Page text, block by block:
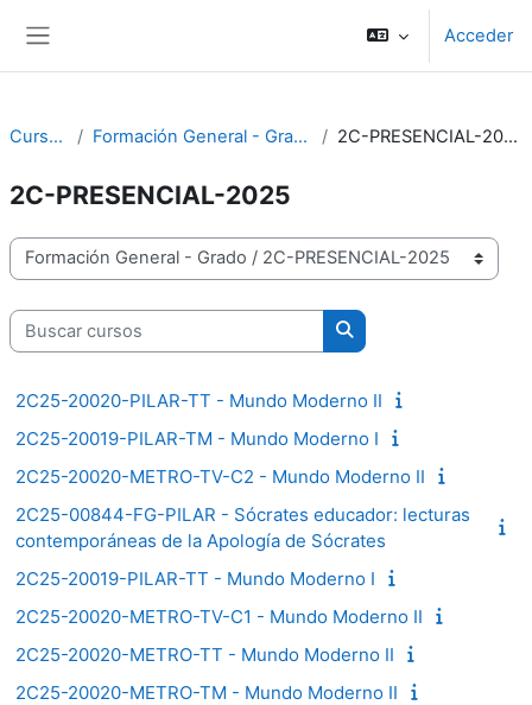
Acceder
Cursos Formación General - Grado 2C-PRESENCIAL-2025
2C-PRESENCIAL-2025
Categorías
Buscar cursos
Buscar cursos
2C25-20020-PILAR-TT - Mundo Moderno II
2C25-20019-PILAR-TM - Mundo Moderno I
2C25-20020-METRO-TV-C2 - Mundo Moderno II
2C25-00844-FG-PILAR - Sócrates educador: lecturas
contemporáneas de la Apología de Sócrates
2C25-20019-PILAR-TT - Mundo Moderno I
2C25-20020-METRO-TV-C1 - Mundo Moderno II
2C25-20020-METRO-TT - Mundo Moderno II
2C25-20020-METRO-TM - Mundo Moderno II